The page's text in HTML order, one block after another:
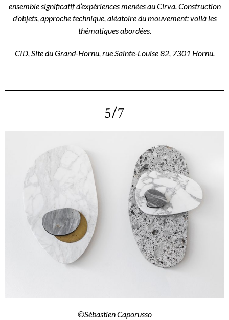
ensemble significatif d’expériences menées au Cirva. Construction
d’objets, approche technique, aléatoire du mouvement: voilà les
thématiques abordées.
CID, Site du Grand-Hornu, rue Sainte-Louise 82, 7301 Hornu.
5/7
©Sébastien Caporusso